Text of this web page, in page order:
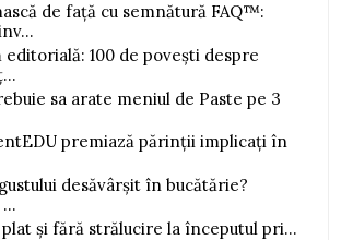
de față cu semnătură FAQ™:
100 de povești despre
sa arate meniul de Paste pe 3
premiază părinții implicați în
desăvârșit în bucătărie?
și fără strălucire la începutul pri...